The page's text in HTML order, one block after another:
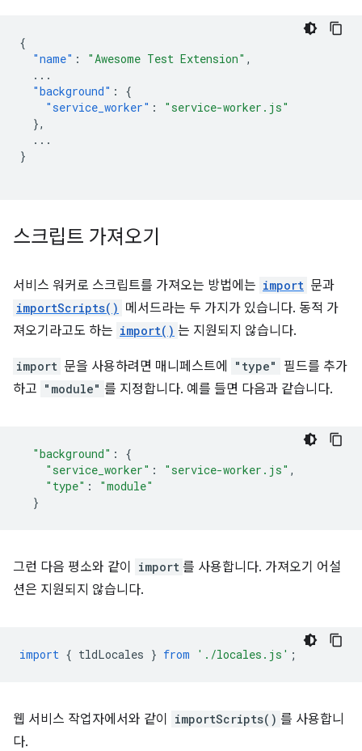
{
"name" : "Awesome Test Extension" ,
...
"background" :
{
"service_worker" :
"service-worker.js"
},
...
}
스크립트 가져오기
서비스 워커로 스크립트를 가져오는 방법에는 import 문과
importScripts() 메서드라는 두 가지가 있습니다. 동적 가
져오기라고도 하는 import() 는 지원되지 않습니다.
import 문을 사용하려면 매니페스트에 "type"
필드를 추가
하고 "module" 를 지정합니다. 예를 들면 다음과 같습니다.
"background" :
{
"service_worker" : "service-worker.js" ,
"type" :
"module"
}
그런 다음 평소와 같이 import 를 사용합니다. 가져오기 어설
션은 지원되지 않습니다.
import { tldLocales } from './locales.js' ;
웹 서비스 작업자에서와 같이 importScripts() 를 사용합니
다.